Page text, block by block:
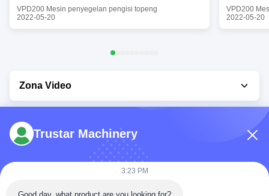
VPD200 Mesin penyegelan pengisi topeng
2022-05-20
VPD200
2022-05-20
Zona Video
Semua Video
VPD200 Mesin penyegelan pengisi topeng
Telp: 86-180-5882-0351
Trustar Machinery
3:23 PM